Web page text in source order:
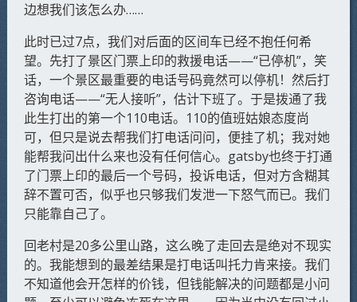
边想我们该怎么办……
此时已过7点，我们对后面的区间车已经不抱任何希
望。先打了景区门票上印的救援电话——“已停机”，笑
话，一个景区最重要的电话号码竟然可以停机！然后打
咨询电话——“无人接听”，估计下班了。于是拨通了我
此生打出的第一个110电话。110的值班姑娘态度尚
可，但只是说去帮我们打电话问问，便挂了机；我对她
能帮我问出什么来也没有任何信心。gatsby也终于打通
了门票上印的最后一个号码，投诉电话，但对方含糊其
辞不置可否，似乎也只够我们发泄一下怒气而已。我们
只能靠自己了。
回老村是20多公里山路，这么晚了走回去是绝对不现实
的。我能想到的最差结果是打电话叫托力肯来接。我们
不知道他会开怎样的价钱，但钱能解决的问题都是小问